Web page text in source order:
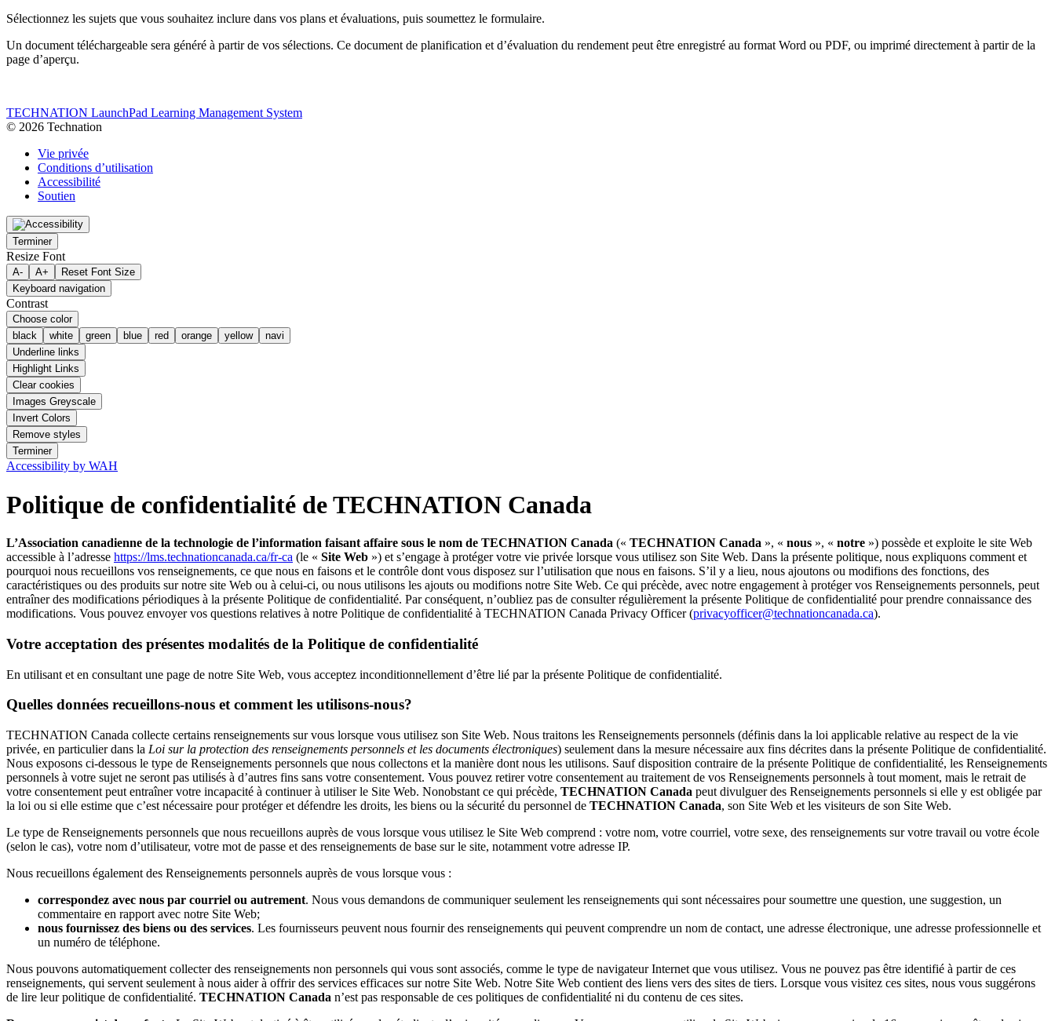
Sélectionnez les sujets que vous souhaitez inclure dans vos plans et évaluations, puis soumettez le formulaire.
Un document téléchargeable sera généré à partir de vos sélections. Ce document de planification et d’évaluation du rendement peut être enregistré au format Word ou PDF, ou imprimé directement à partir de la
page d’aperçu.
TECHNATION LaunchPad Learning Management System
© 2026 Technation
Vie privée
Conditions d’utilisation
Accessibilité
Soutien
Terminer
Resize Font
A- A+
Reset Font Size
Keyboard navigation
Contrast
Choose color
black
white green blue red orange yellow
navi
Underline links
Highlight Links
Clear cookies
Images Greyscale
Invert Colors
Remove styles
Terminer
Accessibility by WAH
Politique de confidentialité de TECHNATION Canada
L’Association canadienne de la technologie de l’information faisant affaire sous le nom de TECHNATION Canada (« TECHNATION Canada », « nous », « notre ») possède et exploite le site Web
accessible à l’adresse https://lms.technationcanada.ca/fr-ca (le « Site Web ») et s’engage à protéger votre vie privée lorsque vous utilisez son Site Web. Dans la présente politique, nous expliquons comment et
pourquoi nous recueillons vos renseignements, ce que nous en faisons et le contrôle dont vous disposez sur l’utilisation que nous en faisons. S’il y a lieu, nous ajoutons ou modifions des fonctions, des
caractéristiques ou des produits sur notre site Web ou à celui-ci, ou nous utilisons les ajouts ou modifions notre Site Web. Ce qui précède, avec notre engagement à protéger vos Renseignements personnels, peut
entraîner des modifications périodiques à la présente Politique de confidentialité. Par conséquent, n’oubliez pas de consulter régulièrement la présente Politique de confidentialité pour prendre connaissance des
modifications. Vous pouvez envoyer vos questions relatives à notre Politique de confidentialité à TECHNATION Canada Privacy Officer (privacyofficer@technationcanada.ca).
Votre acceptation des présentes modalités de la Politique de confidentialité
En utilisant et en consultant une page de notre Site Web, vous acceptez inconditionnellement d’être lié par la présente Politique de confidentialité.
Quelles données recueillons-nous et comment les utilisons-nous?
TECHNATION Canada collecte certains renseignements sur vous lorsque vous utilisez son Site Web. Nous traitons les Renseignements personnels (définis dans la loi applicable relative au respect de la vie
privée, en particulier dans la Loi sur la protection des renseignements personnels et les documents électroniques) seulement dans la mesure nécessaire aux fins décrites dans la présente Politique de confidentialité.
Nous exposons ci-dessous le type de Renseignements personnels que nous collectons et la manière dont nous les utilisons. Sauf disposition contraire de la présente Politique de confidentialité, les Renseignements
personnels à votre sujet ne seront pas utilisés à d’autres fins sans votre consentement. Vous pouvez retirer votre consentement au traitement de vos Renseignements personnels à tout moment, mais le retrait de
votre consentement peut entraîner votre incapacité à continuer à utiliser le Site Web. Nonobstant ce qui précède, TECHNATION Canada peut divulguer des Renseignements personnels si elle y est obligée par
la loi ou si elle estime que c’est nécessaire pour protéger et défendre les droits, les biens ou la sécurité du personnel de TECHNATION Canada, son Site Web et les visiteurs de son Site Web.
Le type de Renseignements personnels que nous recueillons auprès de vous lorsque vous utilisez le Site Web comprend : votre nom, votre courriel, votre sexe, des renseignements sur votre travail ou votre école
(selon le cas), votre nom d’utilisateur, votre mot de passe et des renseignements de base sur le site, notamment votre adresse IP.
Nous recueillons également des Renseignements personnels auprès de vous lorsque vous :
correspondez avec nous par courriel ou autrement. Nous vous demandons de communiquer seulement les renseignements qui sont nécessaires pour soumettre une question, une suggestion, un
commentaire en rapport avec notre Site Web;
nous fournissez des biens ou des services. Les fournisseurs peuvent nous fournir des renseignements qui peuvent comprendre un nom de contact, une adresse électronique, une adresse professionnelle et
un numéro de téléphone.
Nous pouvons automatiquement collecter des renseignements non personnels qui vous sont associés, comme le type de navigateur Internet que vous utilisez. Vous ne pouvez pas être identifié à partir de ces
renseignements, qui servent seulement à nous aider à offrir des services efficaces sur notre Site Web. Notre Site Web contient des liens vers des sites de tiers. Lorsque vous visitez ces sites, nous vous suggérons
de lire leur politique de confidentialité. TECHNATION Canada n’est pas responsable de ces politiques de confidentialité ni du contenu de ces sites.